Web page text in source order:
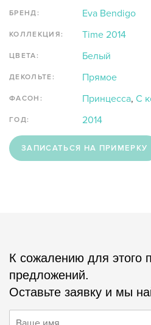
БРЕНД: Eva Bendigo
КОЛЛЕКЦИЯ: Time 2014
ЦВЕТА: Белый
ДЕКОЛЬТЕ: Прямое
ФАСОН: Принцесса, С
ГОД: 2014
ЗАПИСАТЬСЯ НА ПРИМЕРКУ
К сожалению для этого
предложений.
Оставьте заявку и мы